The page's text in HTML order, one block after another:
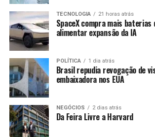
TECNOLOGIA 21 horas atrás
SpaceX compra mais baterias
alimentar expansão da IA
POLÍTICA 1 dia atrás
Brasil repudia revogação de
embaixadora nos EUA
NEGÓCIOS 2 dias atrás
Da Feira Livre a Harvard